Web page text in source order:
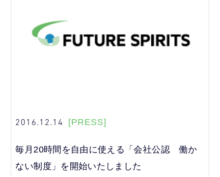
2016.12.14 [PRESS]
毎月20時間を自由に使える「会社公認 働か
ない制度」を開始いたしました